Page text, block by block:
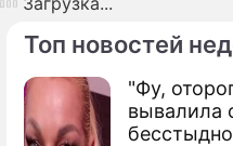
Топ новостей
"Фу,
вывалила